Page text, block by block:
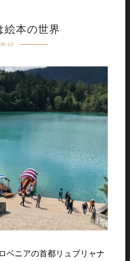
絵本の世界
13
ベニアの首都リュブリャナ